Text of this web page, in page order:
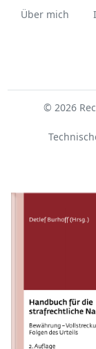
Über mich
© 2026